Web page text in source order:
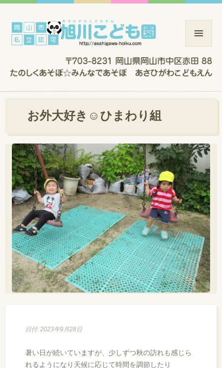
お外大好き☺ひまわり組
日付: 2023年9月28日
暑い日が続いていますが、少しずつ秋の訪れも感じら
れるようになり天候に応じて時間を調節したり